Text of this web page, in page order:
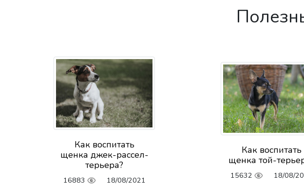
Как воспитать
щенка джек-рассел-
терьера?
16883 18/08/2021
Как воспитать
щенка той-
15632 18/08/